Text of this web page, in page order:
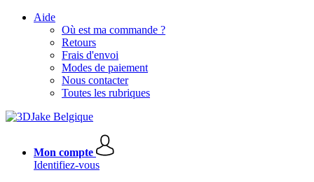
Aide
Où est ma commande ?
Retours
Frais d'envoi
Modes de paiement
Nous contacter
Toutes les rubriques
Mon compte
Identifiez-vous